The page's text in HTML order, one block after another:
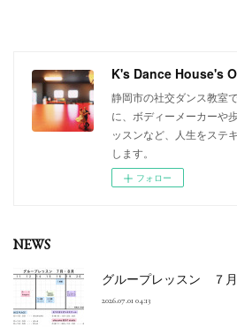
K's Dance House's
静岡市の社交ダンス教室
に、ボディーメーカーや
ッスンなど、人生をステ
します。
フォロー
NEWS
グループレッスン ７
2026.07.01 04:13